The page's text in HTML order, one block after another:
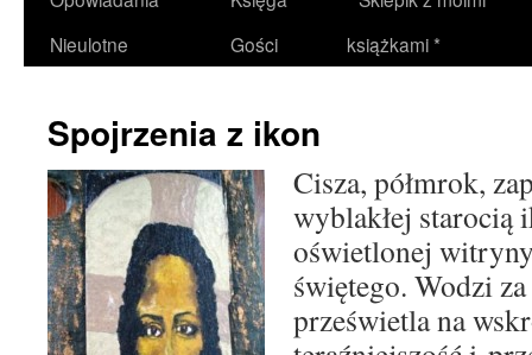
Nieulotne
Gości
książkami *
Spojrzenia z ikon
Cisza, półmrok,
wyblakłej starocią
oświetlonej
świętego. Wodzi
prześwietla na